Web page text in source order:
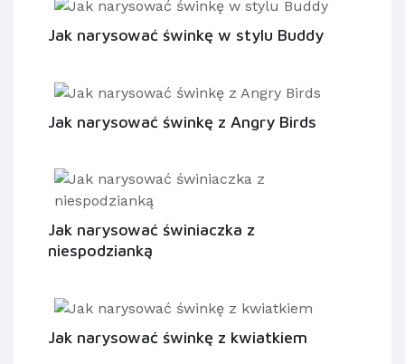
Jak narysować świnkę w stylu Buddy
Jak narysować świnkę z Angry Birds
Jak narysować świniaczka z
niespodzianką
Jak narysować świnkę z kwiatkiem